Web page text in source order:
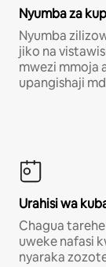
Nyumba za
Nyumba
jiko na
mwezi mmoja
upangishaji
Urahisi wa
Chagua
uweke nafasi
nyaraka